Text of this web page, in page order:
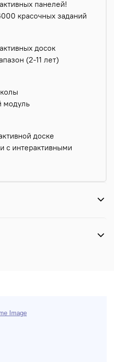
красочных заданий
(2-11 лет)
модуль
с интерактивными